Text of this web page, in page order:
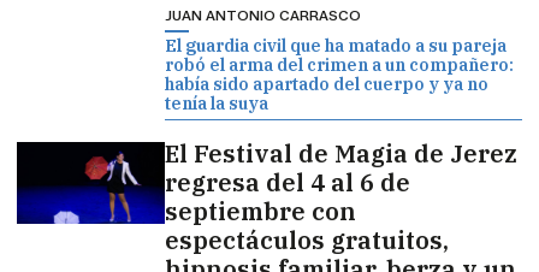
JUAN ANTONIO CARRASCO
El guardia civil que ha matado a su pareja
robó el arma del crimen a un compañero:
había sido apartado del cuerpo y ya no
tenía la suya
El Festival de Magia de Jerez
regresa del 4 al 6 de
septiembre con
espectáculos gratuitos,